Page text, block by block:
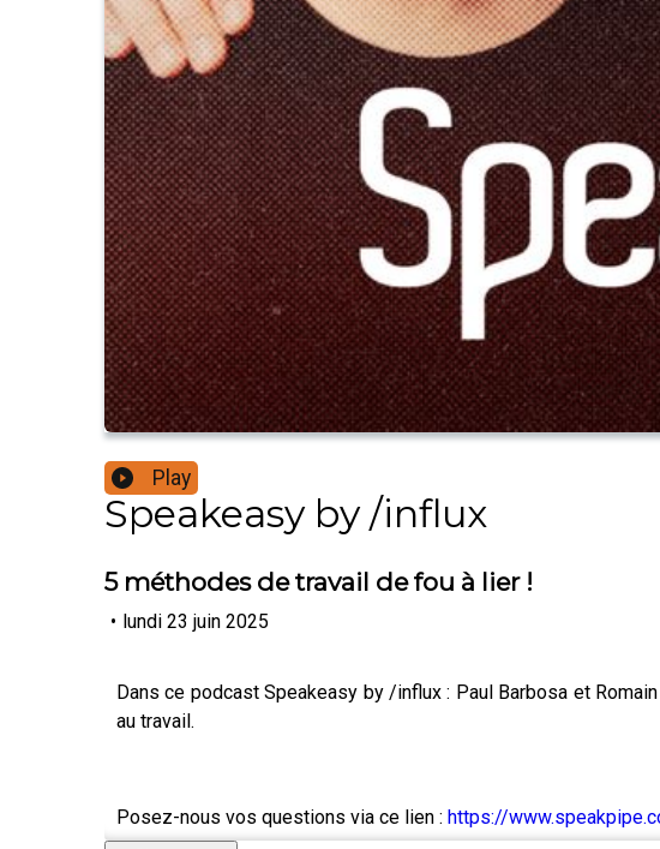
Play
Speakeasy by /influx
5 méthodes de travail de fou à lier !
• lundi 23 juin 2025
Dans ce podcast Speakeasy by /influx : Paul Barbosa et
au travail.
Posez-nous vos questions via ce lien : https://